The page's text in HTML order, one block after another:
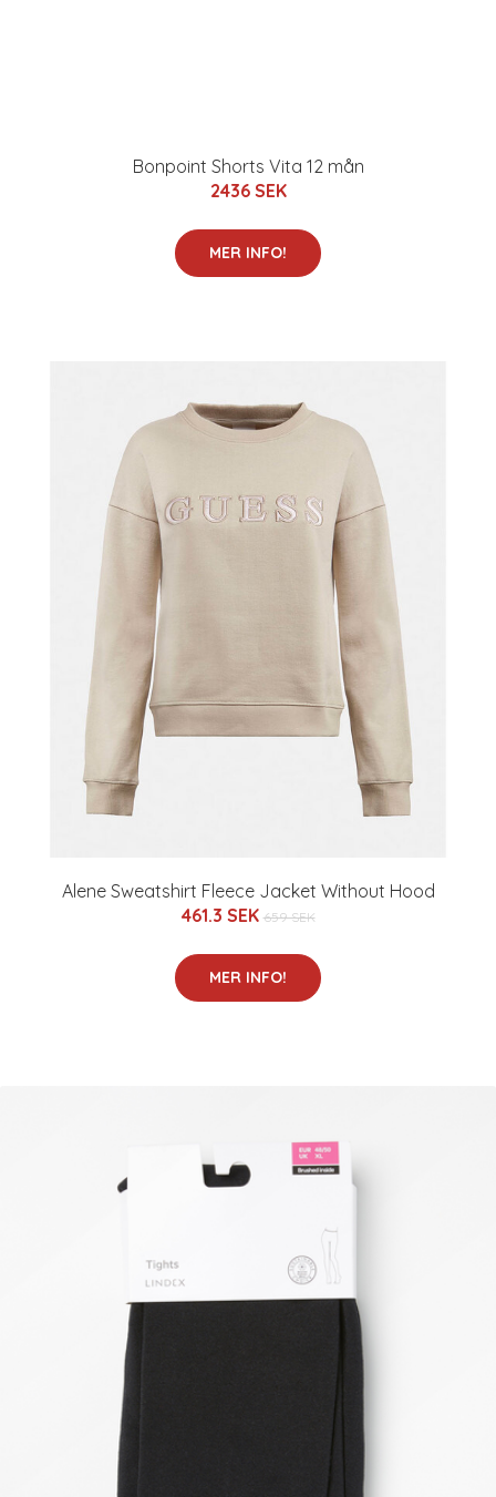
Bonpoint Shorts Vita 12 mån
2436 SEK
MER INFO!
Alene Sweatshirt Fleece Jacket Without Hood
461.3 SEK 659 SEK
MER INFO!